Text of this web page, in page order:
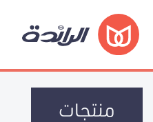
منتجات